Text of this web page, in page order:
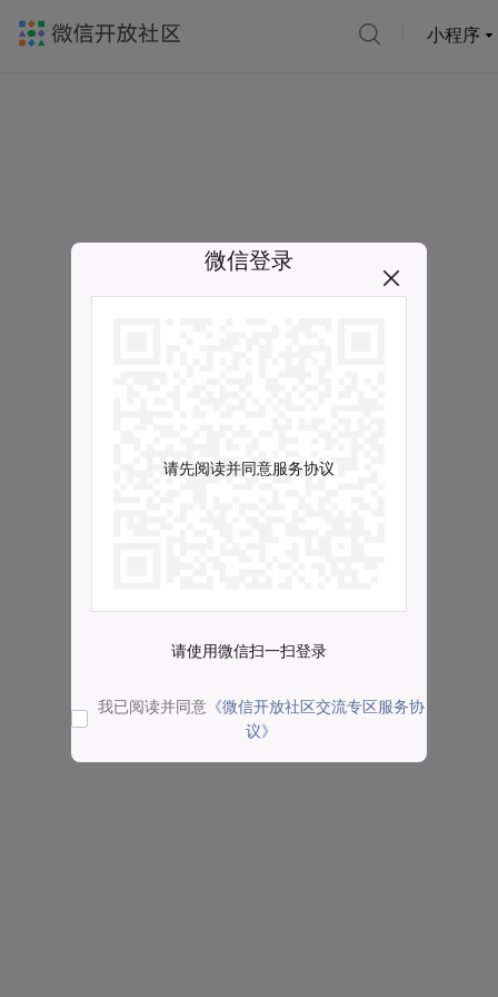
小程序
微信登录
请先阅读并同意服务协议
请使用微信扫一扫登录
我已阅读并同意 《微信开放社区交流专区服务协
议》